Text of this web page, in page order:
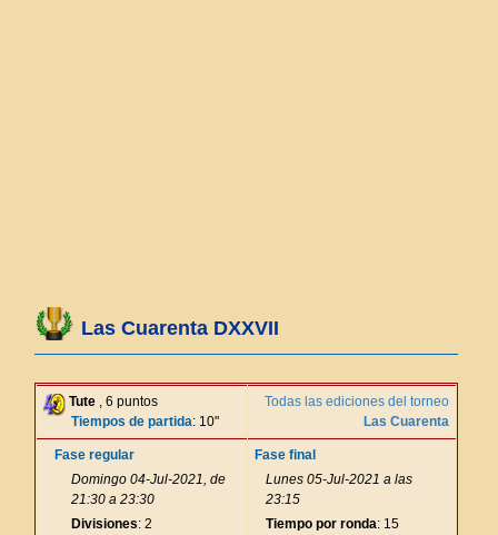
Las Cuarenta DXXVII
Tute , 6 puntos
Tiempos de partida: 10"
Todas las ediciones del torneo
Las Cuarenta
Fase regular
Domingo 04-Jul-2021, de
21:30 a 23:30
Divisiones: 2
Fase final
Lunes 05-Jul-2021 a las
23:15
Tiempo por ronda: 15